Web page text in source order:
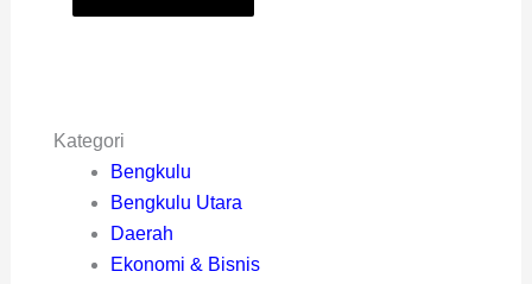
Kategori
Bengkulu
Bengkulu Utara
Daerah
Ekonomi & Bisnis